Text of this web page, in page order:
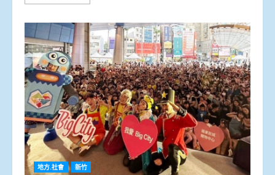
地方.社會 新竹